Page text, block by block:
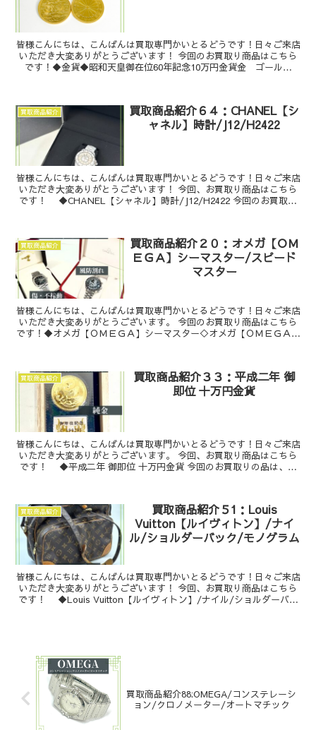
皆様こんにちは、こんばんは買取専門かいとるどうです！日々ご来店
いただき大変ありがとうございます！ 今回のお買取り商品はこちら
です！◆金貨◆昭和天皇御在位60年記念10万円金貨金 ゴールド
買取商品紹介
買取商品紹介６４：CHANEL【シ
ャネル】時計/J12/H2422
皆様こんにちは、こんばんは買取専門かいとるどうです！日々ご来店
いただき大変ありがとうございます！ 今回、お買取り商品はこちら
です！ ◆CHANEL【シャネル】時計/J12/H2422 今回のお買取り
買取商品紹介
買取商品紹介２０：オメガ【ＯＭ
ＥＧＡ】シーマスター/スピード
マスター
皆様こんにちは、こんばんは買取専門かいとるどうです！日々ご来店
いただき大変ありがとうございます。 今回のお買取り商品はこちら
です！◆オメガ【ＯＭＥＧＡ】シーマスター◇オメガ【ＯＭＥＧＡ】
買取商品紹介
買取商品紹介３３：平成二年 御
即位 十万円金貨
皆様こんにちは、こんばんは買取専門かいとるどうです！日々ご来店
いただき大変ありがとうございます。 今回、お買取り商品はこちら
です！ ◆平成二年 御即位 十万円金貨 今回のお買取りの品は、天
買取商品紹介
買取商品紹介５1：Louis
Vuitton【ルイヴィトン】/ナイ
ル/ショルダーバック/モノグラム
皆様こんにちは、こんばんは買取専門かいとるどうです！日々ご来店
いただき大変ありがとうございます！ 今回、お買取り商品はこちら
です！ ◆Louis Vuitton【ルイヴィトン】/ナイル/ショルダーバッ
買取商品紹介88:OMEGA/コンステレーシ
ョン/クロノメーター/オートマチック